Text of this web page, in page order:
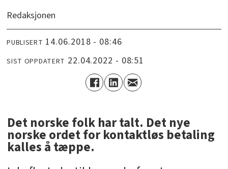
Redaksjonen
PUBLISERT 14.06.2018 - 08:46
SIST OPPDATERT 22.04.2022 - 08:51
Det norske folk har talt. Det nye
norske ordet for kontaktløs betaling
kalles å tæppe.